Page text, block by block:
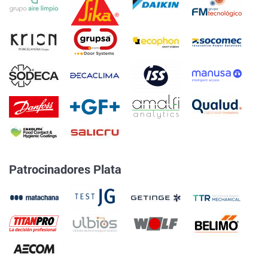
Patrocinadores Plata